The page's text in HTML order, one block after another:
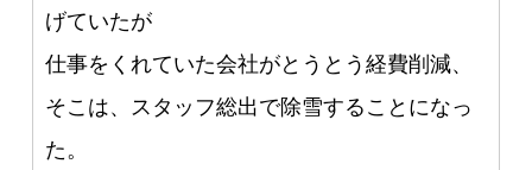
げていたが
仕事をくれていた会社がとうとう経費削減、
そこは、スタッフ総出で除雪することになっ
た。